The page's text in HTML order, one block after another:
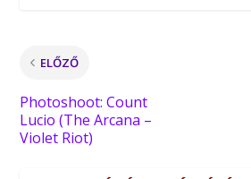
ELŐZŐ
Photoshoot: Count
Lucio (The Arcana –
Violet Riot)